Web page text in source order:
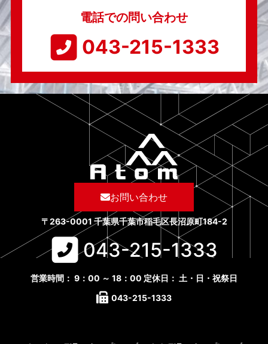
電話での問い合わせ
043-215-1333​
お問い合わせ
〒263-0001 千葉県千葉市稲毛区長沼原町184-2
043-215-1333​
営業時間： 9：00 ～ 18：00 定休日： 土・日・祝祭日
043-215-1333​